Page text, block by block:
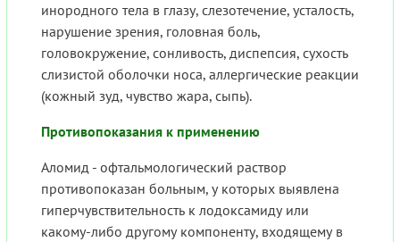
инородного тела в глазу, слезотечение, усталость,
нарушение зрения, головная боль,
головокружение, сонливость, диспепсия, сухость
слизистой оболочки носа, аллергические реакции
(кожный зуд, чувство жара, сыпь).
Противопоказания к применению
Аломид - офтальмологический раствор
противопоказан больным, у которых выявлена
гиперчувствительность к лодоксамиду или
какому-либо другому компоненту, входящему в